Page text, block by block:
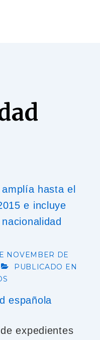
hasta el
e incluye
NOVEMBER DE
PUBLICADO EN
expedientes